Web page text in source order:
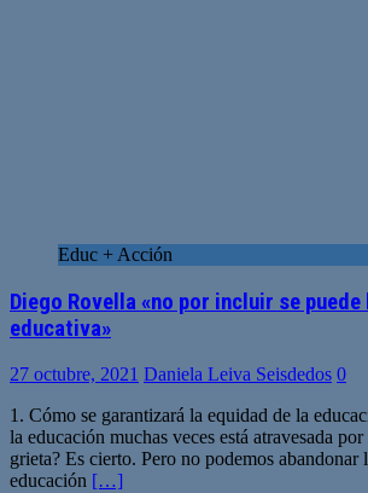
Educ + Acción
Diego Rovella «no por incluir se
educativa»
27 octubre, 2021 Daniela Leiva Seisdedos 0
1. Cómo se garantizará la equidad de la
la educación muchas veces está atravesada
grieta? Es cierto. Pero no podemos abandonar
educación […]